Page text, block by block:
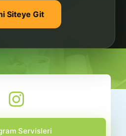
Siteye Gityayında! Sende
için şifresiz takipçi
Servisleri